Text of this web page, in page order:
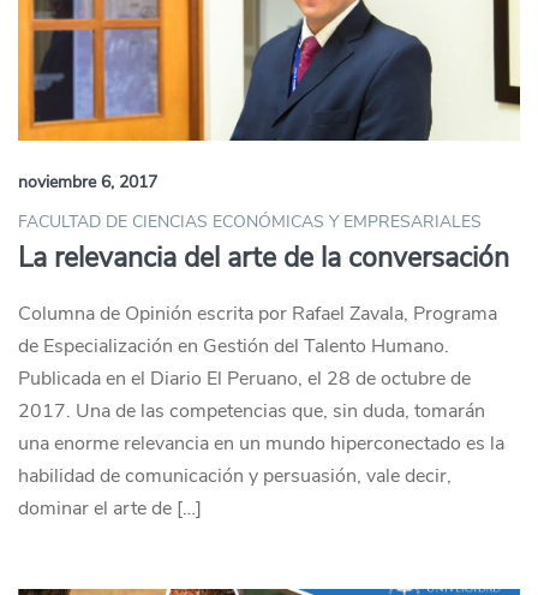
noviembre 6, 2017
FACULTAD DE CIENCIAS ECONÓMICAS Y EMPRESARIALES
La relevancia del arte de la conversación
Columna de Opinión escrita por Rafael Zavala, Programa
de Especialización en Gestión del Talento Humano.
Publicada en el Diario El Peruano, el 28 de octubre de
2017. Una de las competencias que, sin duda, tomarán
una enorme relevancia en un mundo hiperconectado es la
habilidad de comunicación y persuasión, vale decir,
dominar el arte de […]